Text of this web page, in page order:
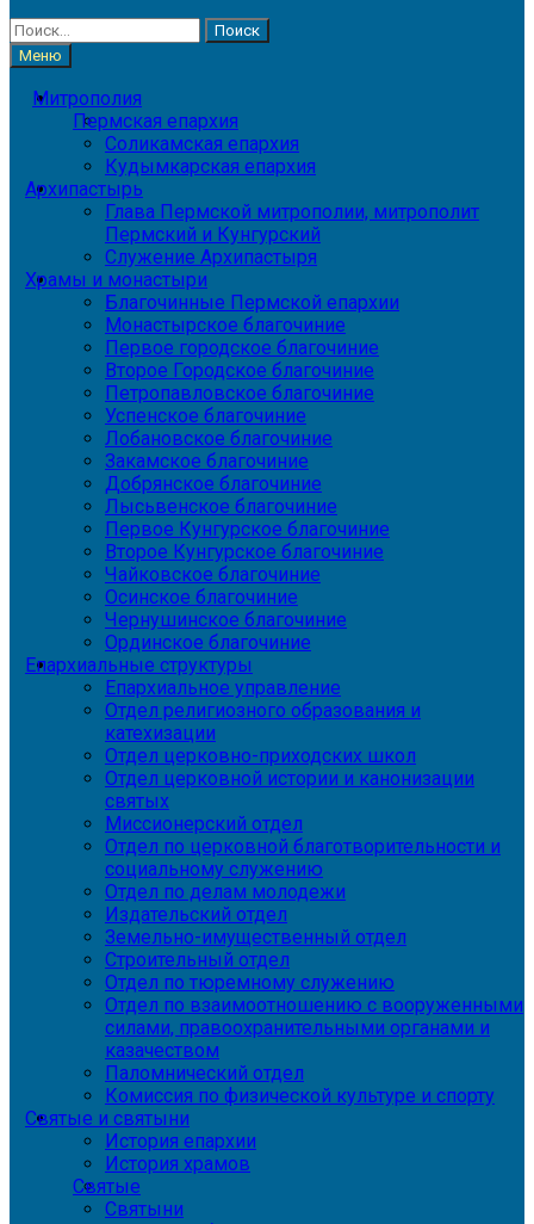
Найти:
Меню
Митрополия
Пермская епархия
Соликамская епархия
Кудымкарская епархия
Архипастырь
Глава Пермской митрополии, митрополит
Пермский и Кунгурский
Служение Архипастыря
Храмы и монастыри
Благочинные Пермской епархии
Монастырское благочиние
Первое городское благочиние
Второе Городское благочиние
Петропавловское благочиние
Успенское благочиние
Лобановское благочиние
Закамское благочиние
Добрянское благочиние
Лысьвенское благочиние
Первое Кунгурское благочиние
Второе Кунгурское благочиние
Чайковское благочиние
Осинское благочиние
Чернушинское благочиние
Ординское благочиние
Епархиальные структуры
Епархиальное управление
Отдел религиозного образования и
катехизации
Отдел церковно-приходских школ
Отдел церковной истории и канонизации
святых
Миссионерский отдел
Отдел по церковной благотворительности и
социальному служению
Отдел по делам молодежи
Издательский отдел
Земельно-имущественный отдел
Строительный отдел
Отдел по тюремному служению
Отдел по взаимоотношению с вооруженными
силами, правоохранительными органами и
казачеством
Паломнический отдел
Комиссия по физической культуре и спорту
Святые и святыни
История епархии
История храмов
Святые
Святыни